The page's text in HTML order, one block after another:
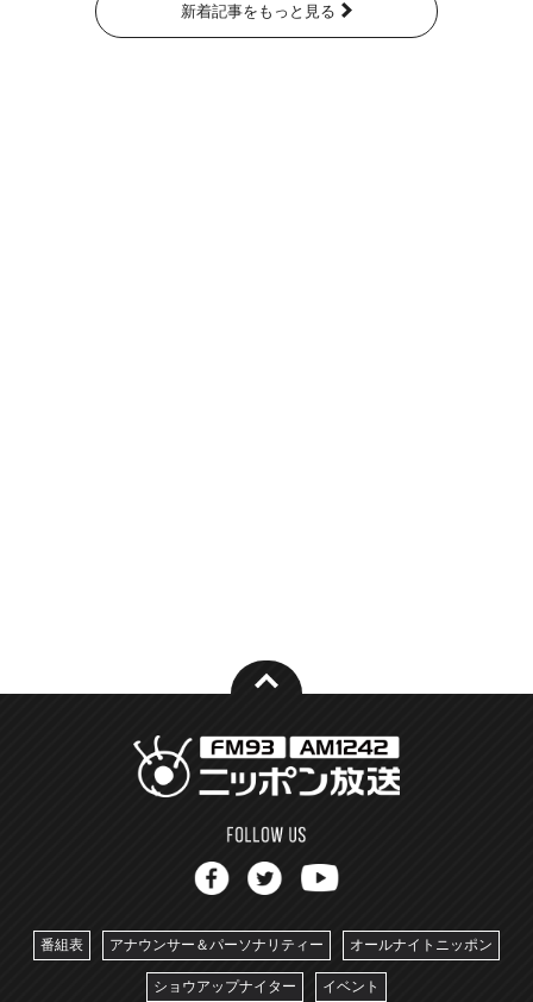
新着記事をもっと見る
番組表 アナウンサー＆パーソナリティー オールナイトニッポン
ショウアップナイター イベント